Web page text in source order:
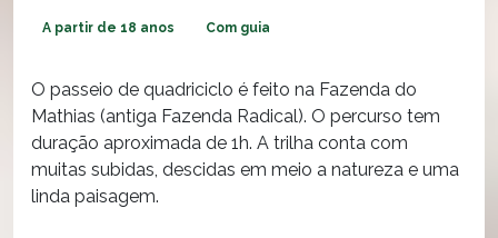
A partir de 18 anos Com guia
O passeio de quadriciclo é feito na Fazenda do
Mathias (antiga Fazenda Radical). O percurso tem
duração aproximada de 1h. A trilha conta com
muitas subidas, descidas em meio a natureza e uma
linda paisagem.